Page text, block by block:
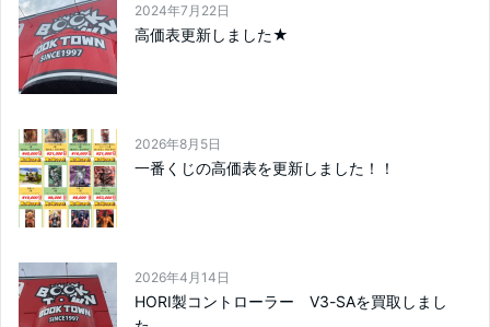
2024年7月22日
高価表更新しました★
2026年8月5日
一番くじの高価表を更新しました！！
2026年4月14日
HORI製コントローラー V3-SAを買取しまし